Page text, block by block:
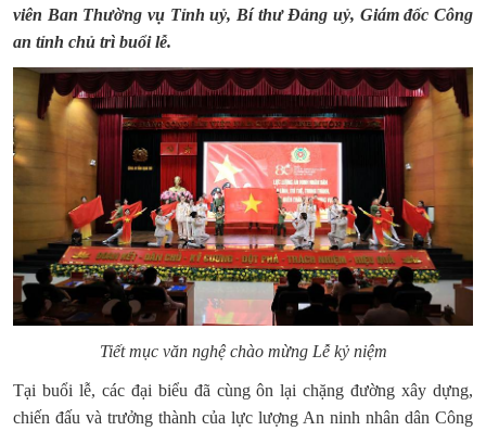
viên Ban Thường vụ Tỉnh uỷ, Bí thư Đảng uỷ, Giám đốc Công
an tỉnh chủ trì buổi lễ.
Tiết mục văn nghệ chào mừng Lễ kỷ niệm
Tại buổi lễ, các đại biểu đã cùngôn lại chặng đường xây dựng,
chiến đấu và trưởng thành của lực lượng An ninh nhân dân Công